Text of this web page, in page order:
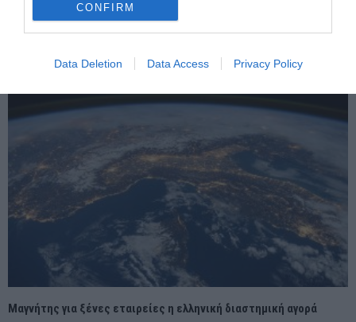
CONFIRM
Data Deletion Data Access Privacy Policy
Καναδάς: Εκατοντάδες πυρκαγιές στα δυτικά – Εκκενώνονται
περιοχές
Μαγνήτης για ξένες εταιρείες η ελληνική διαστημική αγορά